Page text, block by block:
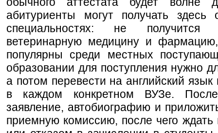
абитуриенты могут получать
специальностях: не получится
ветеринарную медицину и
популярны среди местных
образовании для поступления нужно
а потом перевести на английский
в каждом конкретном ВУЗе.
заявление, автобиографию и
приемную комиссию, после чего